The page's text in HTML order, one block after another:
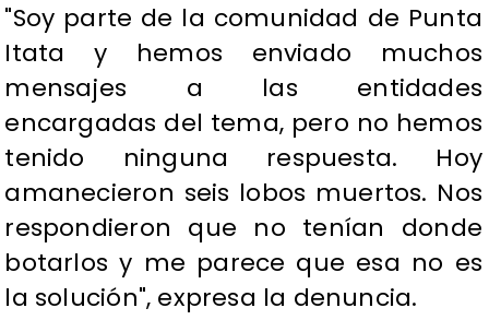
"Soy parte de la comunidad de Punta
Itata y hemos enviado muchos
mensajes a las entidades
encargadas del tema, pero no hemos
tenido ninguna respuesta. Hoy
amanecieron seis lobos muertos. Nos
respondieron que no tenían donde
botarlos y me parece que esa no es
la solución", expresa la denuncia.